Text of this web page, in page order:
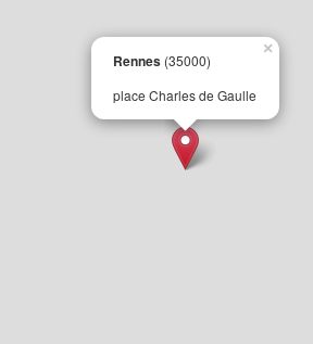
Rennes (35000)
place Charles de Gaulle
×